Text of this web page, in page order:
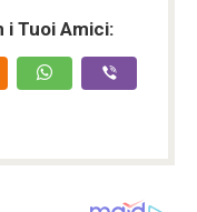
i Tuoi Amici: